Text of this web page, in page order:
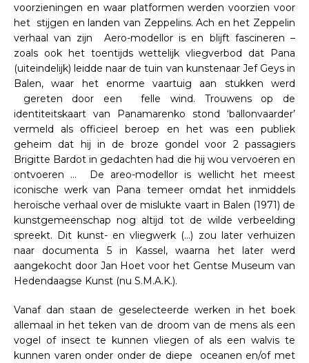
voorzieningen en waar platformen werden voorzien voor
het stijgen en landen van Zeppelins. Ach en het Zeppelin
verhaal van zijn Aero-modellor is en blijft fascineren –
zoals ook het toentijds wettelijk vliegverbod dat Pana
(uiteindelijk) leidde naar de tuin van kunstenaar Jef Geys in
Balen, waar het enorme vaartuig aan stukken werd
gereten door een felle wind. Trouwens op de
identiteitskaart van Panamarenko stond ‘ballonvaarder’
vermeld als officieel beroep en het was een publiek
geheim dat hij in de broze gondel voor 2 passagiers
Brigitte Bardot in gedachten had die hij wou vervoeren en
ontvoeren … De areo-modellor is wellicht het meest
iconische werk van Pana temeer omdat het inmiddels
heroïsche verhaal over de mislukte vaart in Balen (1971) de
kunstgemeenschap nog altijd tot de wilde verbeelding
spreekt. Dit kunst- en vliegwerk (…) zou later verhuizen
naar documenta 5 in Kassel, waarna het later werd
aangekocht door Jan Hoet voor het Gentse Museum van
Hedendaagse Kunst (nu S.M.A.K.).
Vanaf dan staan de geselecteerde werken in het boek
allemaal in het teken van de droom van de mens als een
vogel of insect te kunnen vliegen of als een walvis te
kunnen varen onder onder de diepe oceanen en/of met